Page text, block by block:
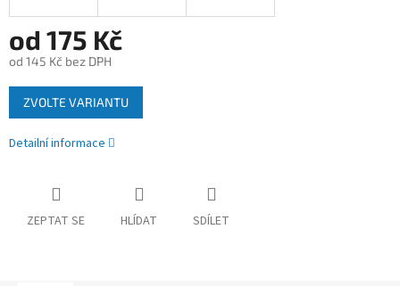
od 175 Kč
od 145 Kč bez DPH
Měrná
cena:
ZVOLTE VARIANTU
Detailní informace
ZEPTAT SE HLÍDAT SDÍLET